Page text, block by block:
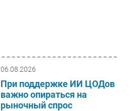
06.08.2026
При поддержке ИИ ЦОДов
важно опираться на
рыночный спрос